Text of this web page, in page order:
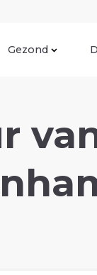
Gezond